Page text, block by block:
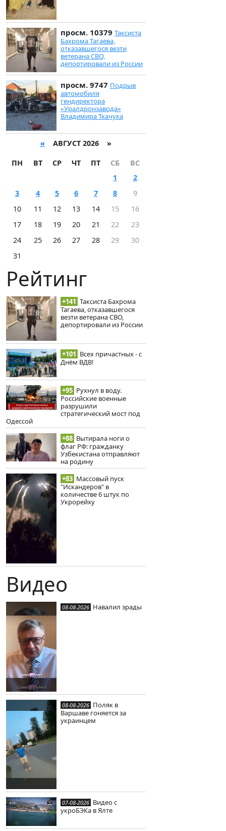
просм. 10379 Таксиста
Бахрома Тагаева,
отказавшегося везти
ветерана СВО,
депортировали из России
просм. 9747 Подрыв
автомобиля
гендиректора
«Уралдронзавода»
Владимира Ткачука
« АВГУСТ 2026 »
ПН ВТ СР ЧТ ПТ СБ
ВС
1
2
3
4 5 6 7 8
9
10
11 12 13 14 15
16
17
18 19 20 21 22
23
24
25 26 27 28 29
30
31
Рейтинг
+141 Таксиста Бахрома
Тагаева, отказавшегося
везти ветерана СВО,
депортировали из России
+101 Всех причастных - с
Днём ВДВ!
+95 Рухнул в воду.
Российские военные
разрушили
стратегический мост под
Одессой
+88 Вытирала ноги о
флаг РФ: гражданку
Узбекистана отправляют
на родину
+83 Массовый пуск
"Искандеров" в
количестве 6 штук по
Укрорейху
Видео
08-08-2026 Навалил зрады
08-08-2026 Поляк в
Варшаве гоняется за
украинцем
07-08-2026 Видео с
укроБЭКа в Ялте